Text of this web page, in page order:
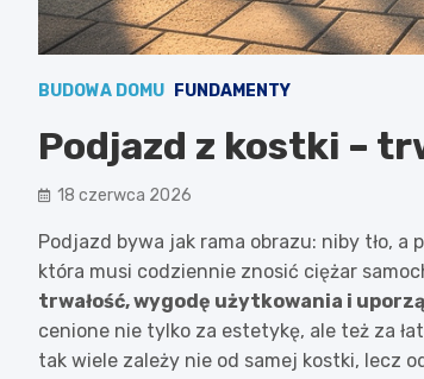
BUDOWA DOMU FUNDAMENTY
Podjazd z kostki –
18 czerwca 2026
Podjazd bywa jak rama obrazu: niby tło,
która musi codziennie znosić ciężar
trwałość, wygodę użytkowania i
cenione nie tylko za estetykę, ale też za
tak wiele zależy nie od samej kostki, lecz